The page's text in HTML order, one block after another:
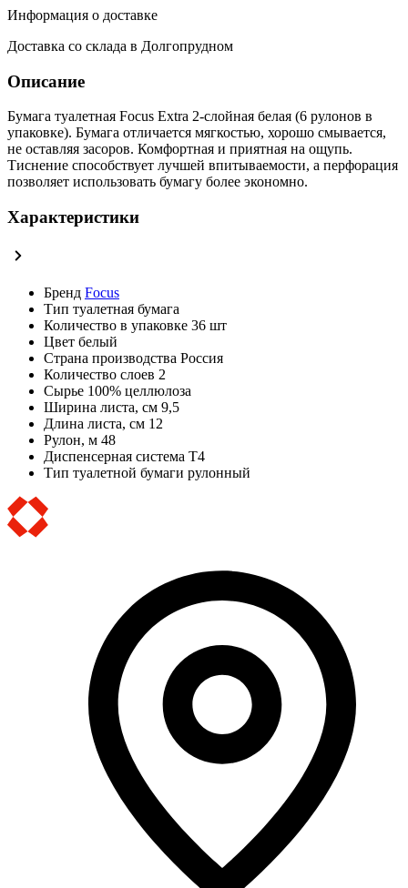
Информация о доставке
Доставка со склада в Долгопрудном
Описание
Бумага туалетная Focus Extra 2-слойная белая (6 рулонов в
упаковке). Бумага отличается мягкостью, хорошо смывается,
не оставляя засоров. Комфортная и приятная на ощупь.
Тиснение способствует лучшей впитываемости, а перфорация
позволяет использовать бумагу более экономно.
Характеристики
Бренд Focus
Тип туалетная бумага
Количество в упаковке 36 шт
Цвет белый
Страна производства Россия
Количество слоев 2
Сырье 100% целлюлоза
Ширина листа, см 9,5
Длина листа, см 12
Рулон, м 48
Диспенсерная система Т4
Тип туалетной бумаги рулонный